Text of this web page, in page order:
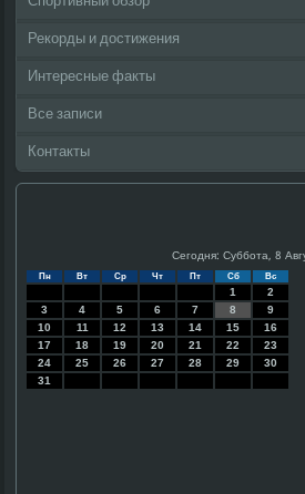
Рекорды и достижения
Интересные факты
Все записи
Контакты
Сегодня: Суббота, 8
Пн Вт Ср Чт Пт Сб Вс
1
2
3
4 5 6 7 8
9
10
11 12 13 14 15
16
17
18 19 20 21 22
23
24
25 26 27 28 29
30
31